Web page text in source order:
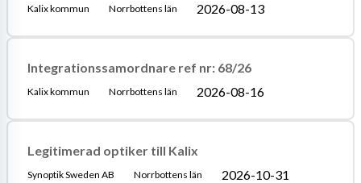
Kalix kommun Norrbottens län 2026-08-13
Integrationssamordnare ref nr: 68/26
Kalix kommun Norrbottens län 2026-08-16
Legitimerad optiker till Kalix
Synoptik Sweden AB Norrbottens län 2026-10-31